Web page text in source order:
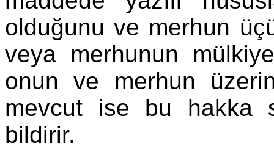
olduğunu ve merhun
veya merhunun
onun ve merhun
mevcut ise bu hakka
bildirir.